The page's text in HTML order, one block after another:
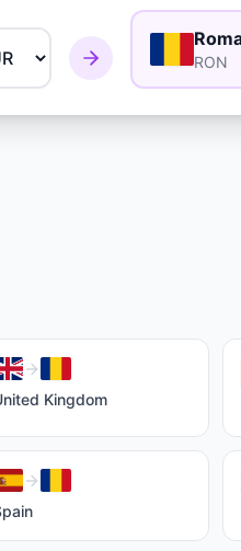
RON
Kingdom